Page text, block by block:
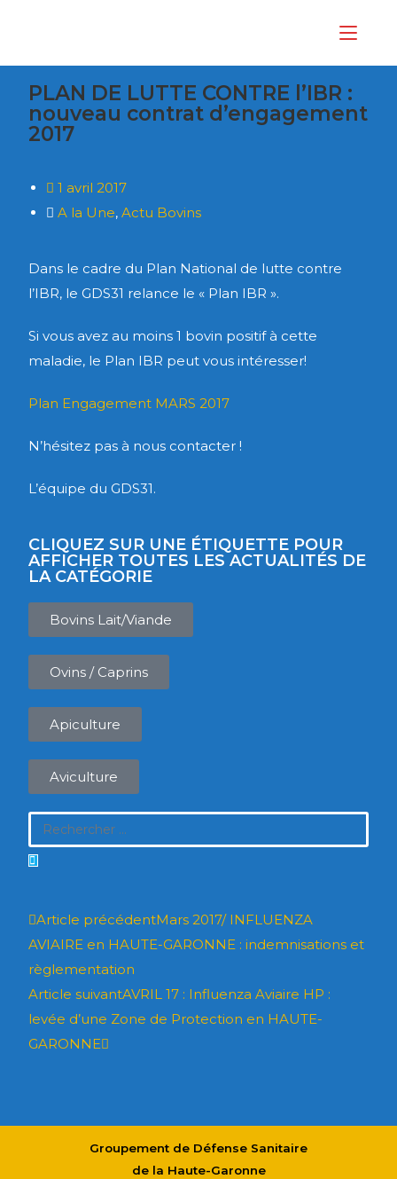
PLAN DE LUTTE CONTRE l’IBR :
nouveau contrat d’engagement
2017
1 avril 2017
A la Une,Actu Bovins
Dans le cadre du Plan National de lutte contre
l’IBR, le GDS31 relance le « Plan IBR ».
Si vous avez au moins 1 bovin positif à cette
maladie, le Plan IBR peut vous intéresser!
Plan Engagement MARS 2017
N’hésitez pas à nous contacter !
L’équipe du GDS31.
CLIQUEZ SUR UNE ÉTIQUETTE POUR
AFFICHER TOUTES LES ACTUALITÉS DE
LA CATÉGORIE
Bovins Lait/Viande
Ovins / Caprins
Apiculture
Aviculture
Article précédentMars 2017/ INFLUENZA
AVIAIRE en HAUTE-GARONNE : indemnisations et
règlementation
Article suivantAVRIL 17 : Influenza Aviaire HP :
levée d’une Zone de Protection en HAUTE-
GARONNE
Groupement de Défense Sanitaire
de la Haute-Garonne